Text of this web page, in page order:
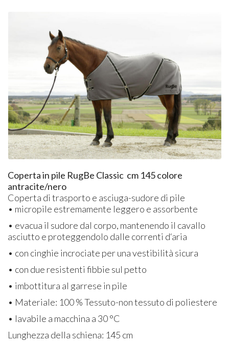
Coperta in pile RugBe Classic cm 145 colore
antracite/nero
Coperta di trasporto e asciuga-sudore di pile
• micropile estremamente leggero e assorbente
• evacua il sudore dal corpo, mantenendo il cavallo
asciutto e proteggendolo dalle correnti d‘aria
• con cinghie incrociate per una vestibilità sicura
• con due resistenti fibbie sul petto
• imbottitura al garrese in pile
• Materiale: 100 % Tessuto-non tessuto di poliestere
• lavabile a macchina a 30 °C
Lunghezza della schiena: 145 cm